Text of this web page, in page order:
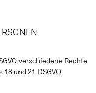
verschiedene Rechte
und 21 DSGVO